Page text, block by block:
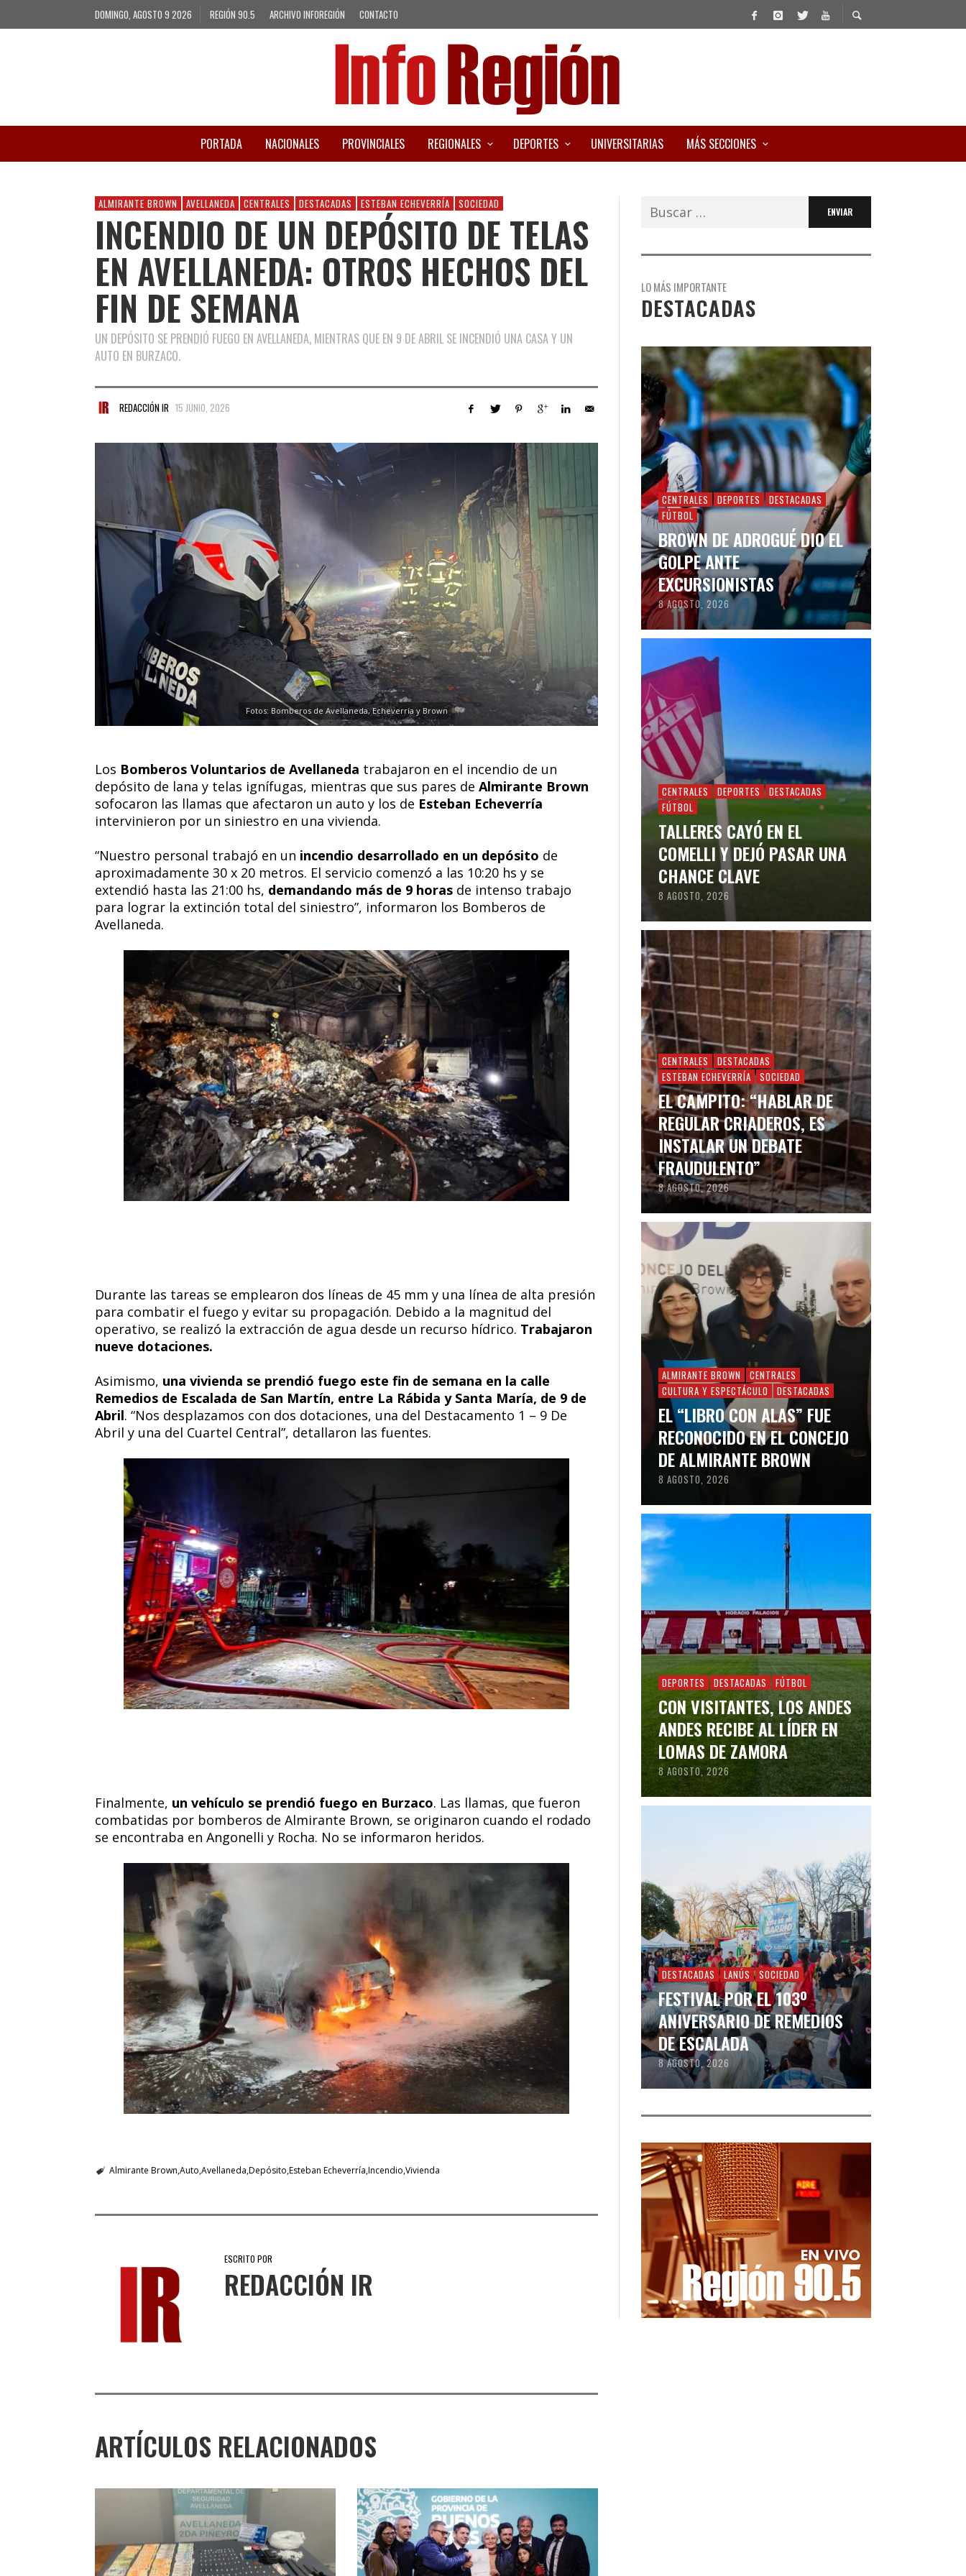
DOMINGO, AGOSTO 9 2026 REGIÓN 90.5 ARCHIVO INFOREGIÓN CONTACTO
PORTADA NACIONALES PROVINCIALES REGIONALES DEPORTES UNIVERSITARIAS MÁS SECCIONES
ALMIRANTE BROWN AVELLANEDA CENTRALES DESTACADAS ESTEBAN ECHEVERRÍA SOCIEDAD
INCENDIO DE UN DEPÓSITO DE TELAS
EN AVELLANEDA: OTROS HECHOS DEL
FIN DE SEMANA
UN DEPÓSITO SE PRENDIÓ FUEGO EN AVELLANEDA, MIENTRAS QUE EN 9 DE ABRIL SE INCENDIÓ UNA CASA Y UN
AUTO EN BURZACO.
REDACCIÓN IR 15 JUNIO, 2026
Fotos: Bomberos de Avellaneda, Echeverría y Brown
Los Bomberos Voluntarios de Avellaneda trabajaron en el incendio de un
depósito de lana y telas ignífugas, mientras que sus pares de Almirante Brown
sofocaron las llamas que afectaron un auto y los de Esteban Echeverría
intervinieron por un siniestro en una vivienda.
“Nuestro personal trabajó en un incendio desarrollado en un depósito de
aproximadamente 30 x 20 metros. El servicio comenzó a las 10:20 hs y se
extendió hasta las 21:00 hs, demandando más de 9 horas de intenso trabajo
para lograr la extinción total del siniestro”, informaron los Bomberos de
Avellaneda.
Durante las tareas se emplearon dos líneas de 45 mm y una línea de alta presión
para combatir el fuego y evitar su propagación. Debido a la magnitud del
operativo, se realizó la extracción de agua desde un recurso hídrico. Trabajaron
nueve dotaciones.
Asimismo, una vivienda se prendió fuego este fin de semana en la calle
Remedios de Escalada de San Martín, entre La Rábida y Santa María, de 9 de
Abril. “Nos desplazamos con dos dotaciones, una del Destacamento 1 – 9 De
Abril y una del Cuartel Central”, detallaron las fuentes.
Finalmente, un vehículo se prendió fuego en Burzaco. Las llamas, que fueron
combatidas por bomberos de Almirante Brown, se originaron cuando el rodado
se encontraba en Angonelli y Rocha. No se informaron heridos.
Almirante Brown Auto Avellaneda Depósito Esteban Echeverría Incendio Vivienda
ESCRITO POR
REDACCIÓN IR
ARTÍCULOS RELACIONADOS
Buscar:
LO MÁS IMPORTANTE
DESTACADAS
CENTRALES DEPORTES
DESTACADAS
FÚTBOL
BROWN DE ADROGUÉ DIO EL
GOLPE ANTE
EXCURSIONISTAS
8 AGOSTO, 2026
CENTRALES DEPORTES
DESTACADAS
FÚTBOL
TALLERES CAYÓ EN EL
COMELLI Y DEJÓ PASAR UNA
CHANCE CLAVE
8 AGOSTO, 2026
CENTRALES
DESTACADAS
ESTEBAN ECHEVERRÍA
SOCIEDAD
EL CAMPITO: “HABLAR DE
REGULAR CRIADEROS, ES
INSTALAR UN DEBATE
FRAUDULENTO”
8 AGOSTO, 2026
ALMIRANTE BROWN
CENTRALES
CULTURA Y ESPECTÁCULO
DESTACADAS
EL “LIBRO CON ALAS” FUE
RECONOCIDO EN EL CONCEJO
DE ALMIRANTE BROWN
8 AGOSTO, 2026
DEPORTES DESTACADAS FÚTBOL
CON VISITANTES, LOS ANDES
ANDES RECIBE AL LÍDER EN
LOMAS DE ZAMORA
8 AGOSTO, 2026
DESTACADAS LANÚS SOCIEDAD
FESTIVAL POR EL 103º
ANIVERSARIO DE REMEDIOS
DE ESCALADA
8 AGOSTO, 2026